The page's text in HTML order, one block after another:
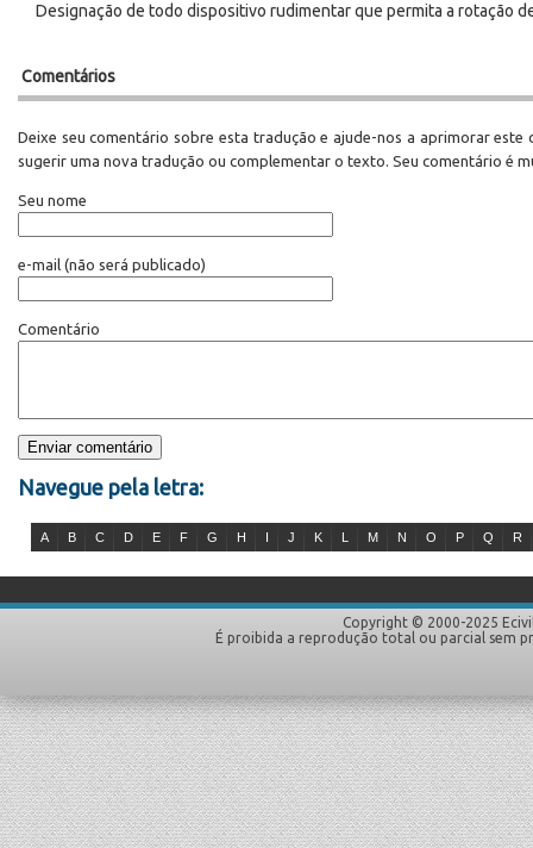
Designação de todo dispositivo rudimentar que permita a rotação
Comentários
Deixe seu comentário sobre esta tradução e ajude-nos a aprimorar este
sugerir uma nova tradução ou complementar o texto. Seu comentário é
Seu nome
e-mail (não será publicado)
Comentário
Navegue pela letra:
A B C D E F G H I J K L M N O P Q R
Copyright © 2000-2025
É proibida a reprodução total ou parcial sem